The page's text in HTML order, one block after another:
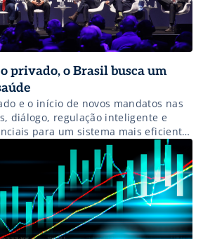
privado, o Brasil busca um
e o início de novos mandatos nas
diálogo, regulação inteligente e
para um sistema mais eficiente